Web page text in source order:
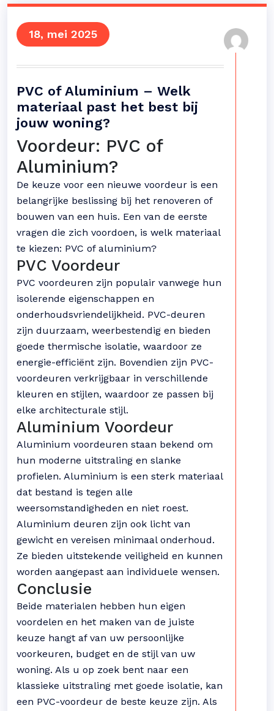
18, mei 2025
PVC of Aluminium – Welk
materiaal past het best bij
jouw woning?
Voordeur: PVC of
Aluminium?
De keuze voor een nieuwe voordeur is een
belangrijke beslissing bij het renoveren of
bouwen van een huis. Een van de eerste
vragen die zich voordoen, is welk materiaal
te kiezen: PVC of aluminium?
PVC Voordeur
PVC voordeuren zijn populair vanwege hun
isolerende eigenschappen en
onderhoudsvriendelijkheid. PVC-deuren
zijn duurzaam, weerbestendig en bieden
goede thermische isolatie, waardoor ze
energie-efficiënt zijn. Bovendien zijn PVC-
voordeuren verkrijgbaar in verschillende
kleuren en stijlen, waardoor ze passen bij
elke architecturale stijl.
Aluminium Voordeur
Aluminium voordeuren staan bekend om
hun moderne uitstraling en slanke
profielen. Aluminium is een sterk materiaal
dat bestand is tegen alle
weersomstandigheden en niet roest.
Aluminium deuren zijn ook licht van
gewicht en vereisen minimaal onderhoud.
Ze bieden uitstekende veiligheid en kunnen
worden aangepast aan individuele wensen.
Conclusie
Beide materialen hebben hun eigen
voordelen en het maken van de juiste
keuze hangt af van uw persoonlijke
voorkeuren, budget en de stijl van uw
woning. Als u op zoek bent naar een
klassieke uitstraling met goede isolatie, kan
een PVC-voordeur de beste keuze zijn. Als